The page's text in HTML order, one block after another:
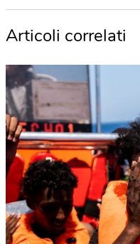
Articoli correlati